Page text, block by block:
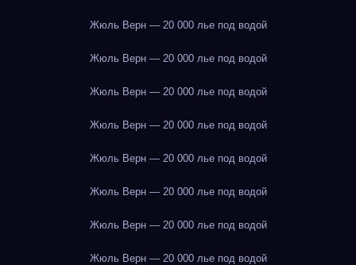
Жюль Верн — 20 000 лье под водой
Жюль Верн — 20 000 лье под водой
Жюль Верн — 20 000 лье под водой
Жюль Верн — 20 000 лье под водой
Жюль Верн — 20 000 лье под водой
Жюль Верн — 20 000 лье под водой
Жюль Верн — 20 000 лье под водой
Жюль Верн — 20 000 лье под водой